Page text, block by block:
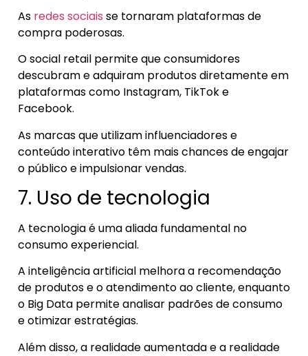
As redes sociais se tornaram plataformas de
compra poderosas.
O social retail permite que consumidores
descubram e adquiram produtos diretamente em
plataformas como Instagram, TikTok e
Facebook.
As marcas que utilizam influenciadores e
conteúdo interativo têm mais chances de engajar
o público e impulsionar vendas.
7. Uso de tecnologia
A tecnologia é uma aliada fundamental no
consumo experiencial.
A inteligência artificial melhora a recomendação
de produtos e o atendimento ao cliente, enquanto
o Big Data permite analisar padrões de consumo
e otimizar estratégias.
Além disso, a realidade aumentada e a realidade